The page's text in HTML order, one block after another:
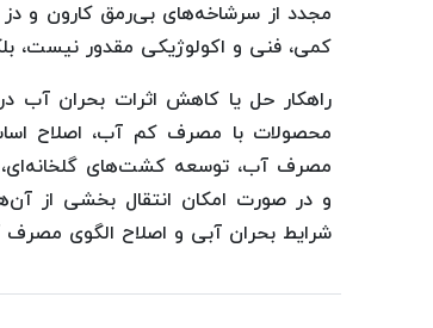
مجدد از سرشاخه‌های بی‌رمق کارون و
کمی، فنی و اکولوژیکی مقدور نیست،
راهکار حل یا کاهش اثرات بحران آب
محصولات با مصرف کم آب، اصلاح
مصرف آب، توسعه کشت‌های گلخانه‌ای،
و در صورت امکان انتقال بخشی از
شرایط بحران آبی و اصلاح الگوی